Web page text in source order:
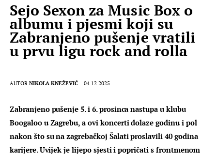
Sejo Sexon za Music Box o
albumu i pjesmi koji su
Zabranjeno pušenje vratili
u prvu ligu rock and rolla
AUTOR NIKOLA KNEŽEVIĆ 04.12.2025.
Zabranjeno pušenje 5. i 6. prosinca nastupa u klubu
Boogaloo u Zagrebu, a ovi koncerti dolaze godinu i pol
nakon što su na zagrebačkoj Šalati proslavili 40 godina
karijere. Uvijek je lijepo sjesti i popričati s frontmenom